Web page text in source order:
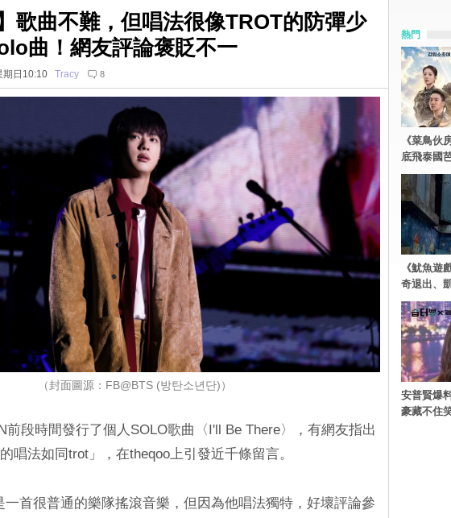
歌曲不難，但唱法很像TROT的防彈少
曲！網友評論褒貶不一
日10:10 Tracy 8
（封面圖源：FB@BTS (방탄소년단)）
前段時間發行了個人SOLO歌曲〈I'll Be There〉，有網友指出
唱法如同trot」，在theqoo上引發近千條留言。
一首很普通的樂隊搖滾音樂，但因為他唱法獨特，好壞評論參
熱門
《菜鳥伙
底飛泰國
《魷魚遊
奇退出、
安普賢爆
豪藏不住